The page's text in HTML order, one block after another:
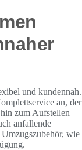
und kundennah.
an, der
zum Aufstellen
anfallende
wie